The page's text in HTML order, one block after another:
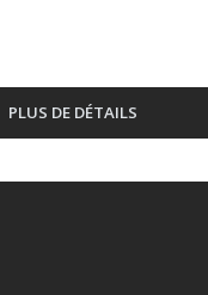
PLUS DE DÉTAILS